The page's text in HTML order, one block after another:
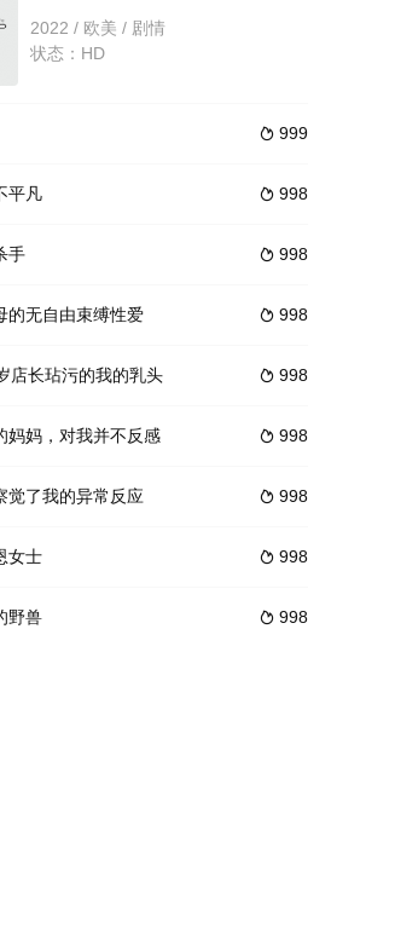
novel of the same name.
铜追逐翠翠意图非礼时，正值返乡探亲的大学生陈
前，普发兴在村里搞运输，是全村响当当的万元户，
又有能力的公司上司李科長搶先而告吹。 就在某
2022 / 欧美 / 剧情
状态：HD
 999
 998
平凡
 998
手
 998
的无自由束缚性爱
 998
店长玷污的我的乳头
 998
妈妈，对我并不反感
 998
觉了我的异常反应
 998
女士
 998
野兽